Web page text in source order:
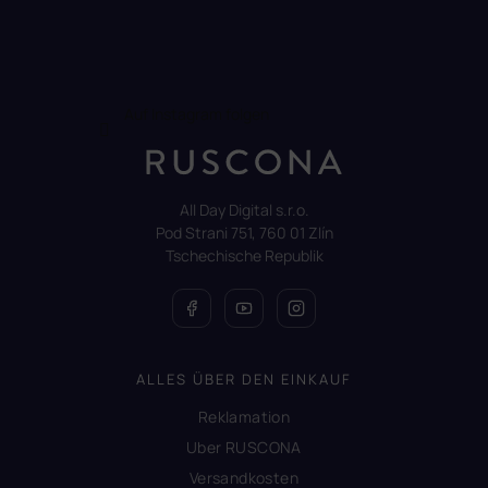
All Day Digital s.r.o.
Pod Strani 751, 760 01 Zlín
Tschechische Republik
ALLES ÜBER DEN EINKAUF
Reklamation
Uber RUSCONA
Versandkosten